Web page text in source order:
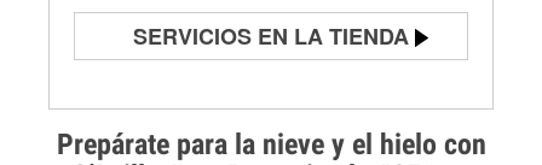
Prepárate para la nieve y el hielo con
SERVICIOS EN LA TIENDA
Prueba de alternadores y